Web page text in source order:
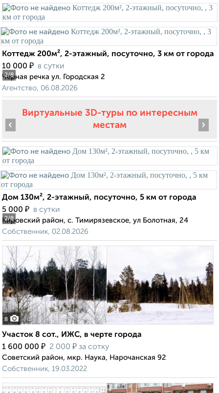
2/8
Коттедж 200м², 2-этажный, посуточно, 3 км от города
10 000 ₽ в сутки
Черная речка ул. Городская 2
Агентство, 06.08.2026
Виртуальные 3D-туры по интересным
местам
2/8
‹ ›
Дом 130м², 2-этажный, посуточно, 5 км от города
5 000 ₽ в сутки
Кировский район, с. Тимирязевское, ул Болотная, 24
Собственник, 02.08.2026
8
Участок 8 сот., ИЖС, в черте города
1 600 000 ₽ 2 000 ₽ за сотку
Советский район, мкр. Наука, Нарочанская 92
Собственник, 19.03.2022